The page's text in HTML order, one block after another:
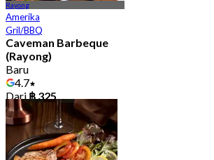
Rayong
Amerika
Gril/BBQ
Caveman Barbeque
(Rayong)
Baru
4.7
Dari฿ 325